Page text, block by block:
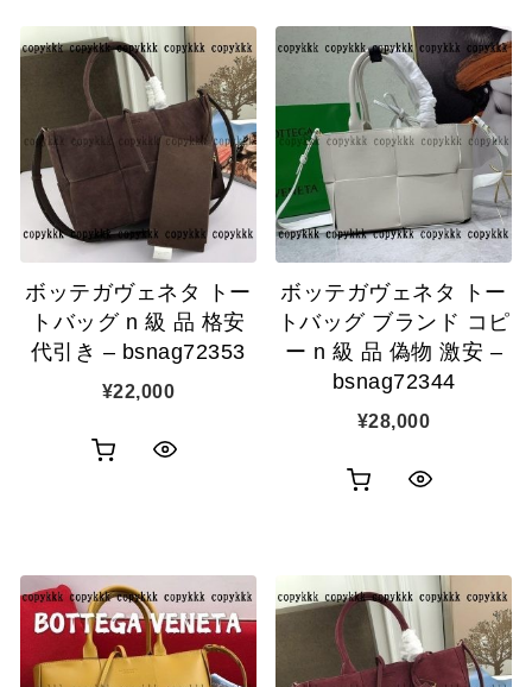
ボッテガヴェネタ トー
トバッグ n 級 品 格安
代引き – bsnag72353
¥22,000
ボッテガヴェネタ トー
トバッグ ブランド コピ
ー n 級 品 偽物 激安 –
bsnag72344
¥28,000